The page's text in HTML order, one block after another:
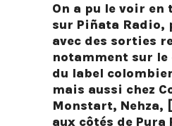
On a pu le voir en
sur Piñata Radio,
avec des sorties
notamment sur
du label
mais aussi chez
Monstart, Nehza,
aux côtés de Pura